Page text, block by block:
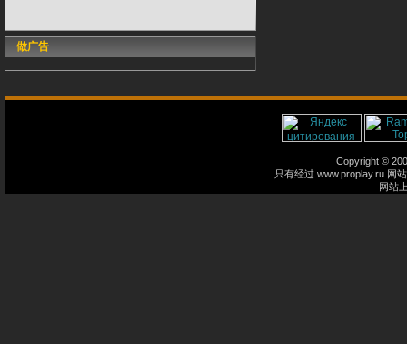
做广告
Copyright ©
只有经过 www.proplay.ru 网
网站